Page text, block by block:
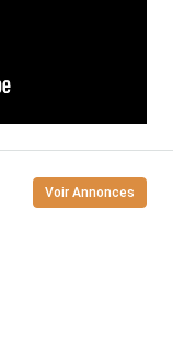
Voir Annonces